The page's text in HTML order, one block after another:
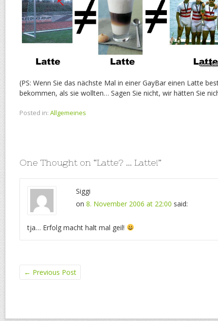
(PS: Wenn Sie das nächste Mal in einer GayBar einen Latte
bekommen, als sie wollten… Sagen Sie nicht, wir hätten Sie
Posted in: Allgemeines
One Thought on “Latte? … Latte!”
Siggi
on 8. November 2006 at 22:00 said:
tja… Erfolg macht halt mal geil!
← Previous Post